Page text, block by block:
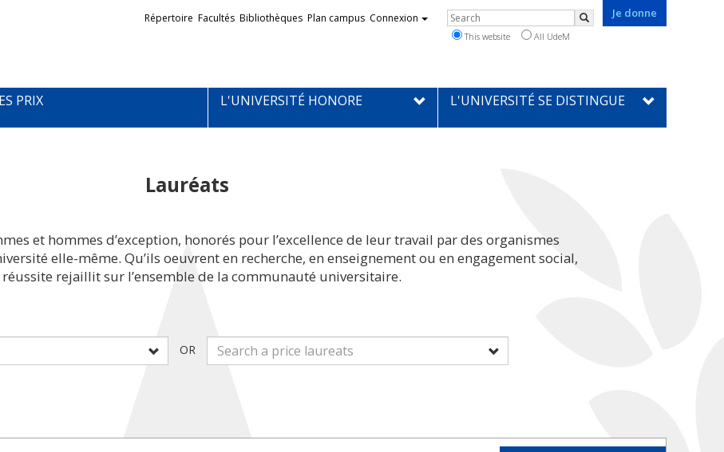
Je donne
Liens
externes
Répertoire Facultés Bibliothèques Plan campus Connexion Rechercher
Search
This website All UdeM
PRIX L'UNIVERSITÉ HONORE L'UNIVERSITÉ SE DISTINGUE
Lauréats
et hommes d’exception, honorés pour l’excellence de leur travail par des organismes
elle-même. Qu’ils oeuvrent en recherche, en enseignement ou en engagement social,
rejaillit sur l’ensemble de la communauté universitaire.
OR